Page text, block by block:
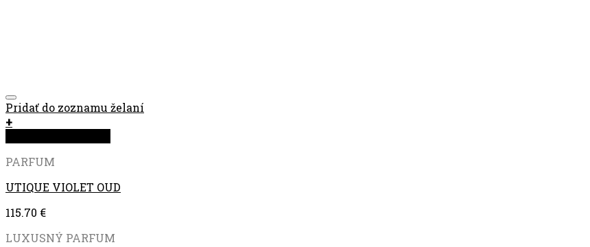
Pridať do zoznamu želaní
+
PARFUM
UTIQUE VIOLET OUD
115.70 €
LUXUSNÝ PARFUM